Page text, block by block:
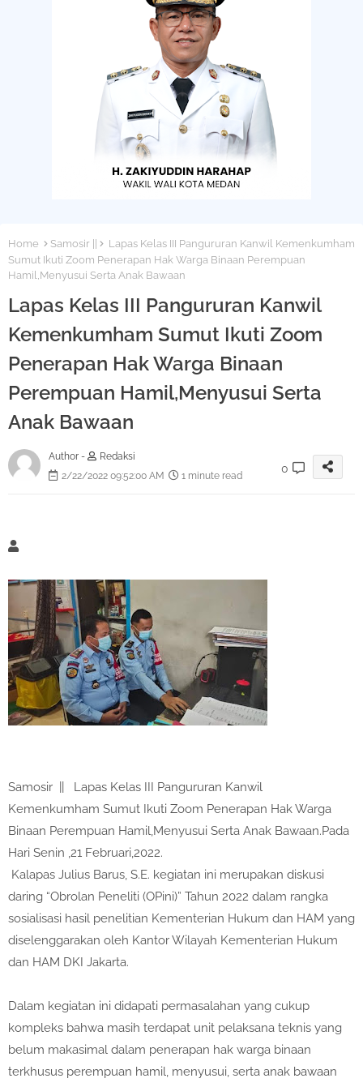
Home Samosir ||
Lapas Kelas III Pangururan Kanwil Kemenkumham
Sumut Ikuti Zoom Penerapan Hak Warga Binaan Perempuan
Hamil,Menyusui Serta Anak Bawaan
Lapas Kelas III Pangururan Kanwil
Kemenkumham Sumut Ikuti Zoom
Penerapan Hak Warga Binaan
Perempuan Hamil,Menyusui Serta
Anak Bawaan
Author -
Redaksi
2/22/2022 09:52:00 AM
1 minute read
0
Samosir || Lapas Kelas III Pangururan Kanwil
Kemenkumham Sumut Ikuti Zoom Penerapan Hak Warga
Binaan Perempuan Hamil,Menyusui Serta Anak Bawaan.Pada
Hari Senin ,21 Februari,2022.
Kalapas Julius Barus, S.E. kegiatan ini merupakan diskusi
daring “Obrolan Peneliti (OPini)” Tahun 2022 dalam rangka
sosialisasi hasil penelitian Kementerian Hukum dan HAM yang
diselenggarakan oleh Kantor Wilayah Kementerian Hukum
dan HAM DKI Jakarta.
Dalam kegiatan ini didapati permasalahan yang cukup
kompleks bahwa masih terdapat unit pelaksana teknis yang
belum makasimal dalam penerapan hak warga binaan
terkhusus perempuan hamil, menyusui, serta anak bawaan